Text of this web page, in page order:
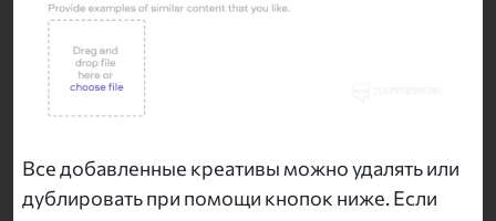
Все добавленные креативы можно удалять или
дублировать при помощи кнопок ниже. Если